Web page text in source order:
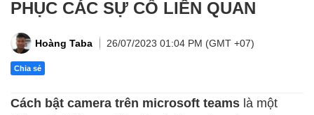
Thay vỏ
Thay mic Thay rung Thay main Unlock - Mở Khoá
PHỤC CÁC SỰ CỐ LIÊN QUAN
Hoàng Taba 26/07/2023 01:04 PM (GMT +07)
Chia sẻ
Cách bật camera trên microsoft teams là một